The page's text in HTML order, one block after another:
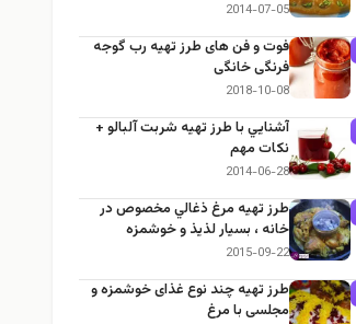
2014-07-05
فوت و فن های طرز تهیه رب گوجه
فرنگی خانگی
2018-10-08
آشنايي با طرز تهيه شربت آلبالو +
نكات مهم
2014-06-28
طرز تهيه مرغ ذغالي مخصوص در
خانه ، بسيار لذيذ و خوشمزه
2015-09-22
طرز تهيه چند نوع غذای خوشمزه و
مجلسی با مرغ